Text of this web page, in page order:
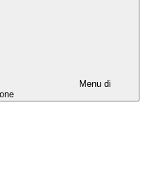
Menu di